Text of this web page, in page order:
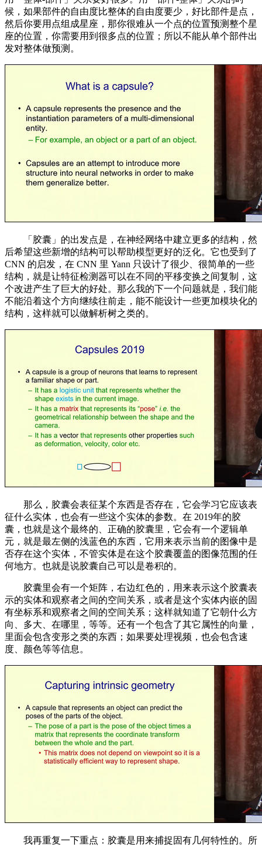
候，如果部件的自由度比整体的自由度要少，好比部件是点，
然后你要用点组成星座，那你很难从一个点的位置预测整个星
座的位置，你需要用到很多点的位置；所以不能从单个部件出
发对整体做预测。
「胶囊」的出发点是，在神经网络中建立更多的结构，然
后希望这些新增的结构可以帮助模型更好的泛化。它也受到了
CNN 的启发，在 CNN 里 Yann 只设计了很少、很简单的一些
结构，就是让特征检测器可以在不同的平移变换之间复制，这
个改进产生了巨大的好处。那么我的下一个问题就是，我们能
不能沿着这个方向继续往前走，能不能设计一些更加模块化的
结构，这样就可以做解析树之类的。
那么，胶囊会表征某个东西是否存在，它会学习它应该表
征什么实体，也会有一些这个实体的参数。在 2019年的胶
囊，也就是这个最终的、正确的胶囊里，它会有一个逻辑单
元，就是最左侧的浅蓝色的东西，它用来表示当前的图像中是
否存在这个实体，不管实体是在这个胶囊覆盖的图像范围的任
何地方。也就是说胶囊自己可以是卷积的。
胶囊里会有一个矩阵，右边红色的，用来表示这个胶囊表
示的实体和观察者之间的空间关系，或者是这个实体内嵌的固
有坐标系和观察者之间的空间关系；这样就知道了它朝什么方
向、多大、在哪里，等等。还有一个包含了其它属性的向量，
里面会包含变形之类的东西；如果要处理视频，也会包含速
度、颜色等等信息。
我再重复一下重点：胶囊是用来捕捉固有几何特性的。所